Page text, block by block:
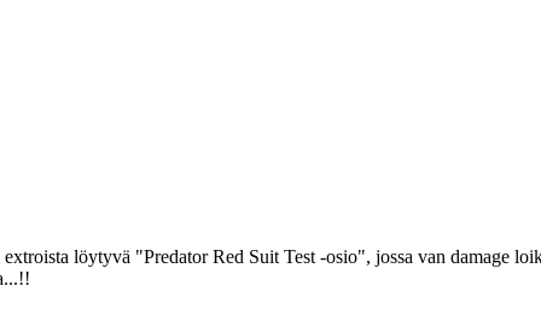
löytyvä "Predator Red Suit Test ‑osio", jossa van damage